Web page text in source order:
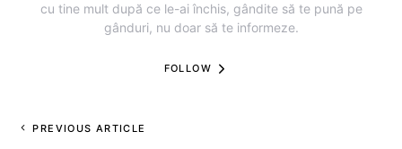
cu tine mult după ce le-ai închis, gândite să te pună pe
gânduri, nu doar să te informeze.
FOLLOW
PREVIOUS ARTICLE